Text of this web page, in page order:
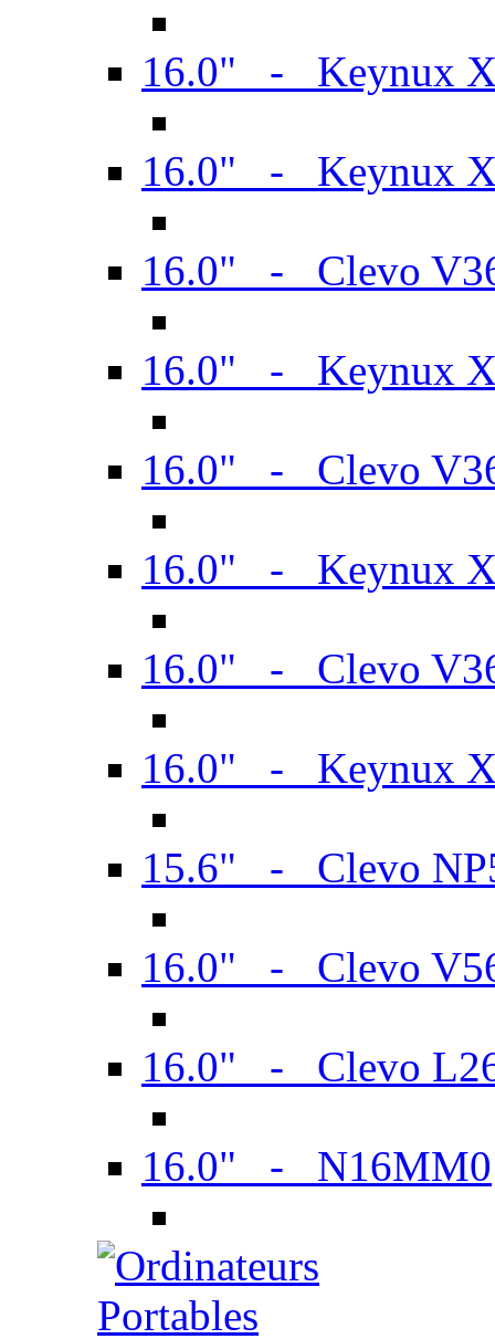
16.0" - Keynux
16.0" - Keynux
16.0" - Clevo
16.0" - Keynux
16.0" - Clevo
16.0" - Keynux
16.0" - Clevo
16.0" - Keynux
15.6" - Clevo
16.0" - Clevo
16.0" - Clevo
16.0" - N16MM0